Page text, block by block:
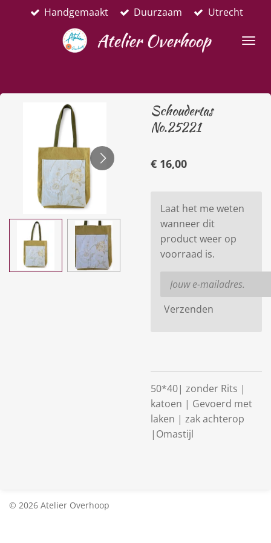
Atelier Overhoop
Handgemaakt Duurzaam Utrecht
Schoudertas
No.25221
€ 16,00
Laat het me weten
wanneer dit
product weer op
voorraad is.
Verzenden
50*40| zonder Rits |
katoen | Gevoerd met
laken | zak achterop
|Omastijl
© 2026 Atelier Overhoop